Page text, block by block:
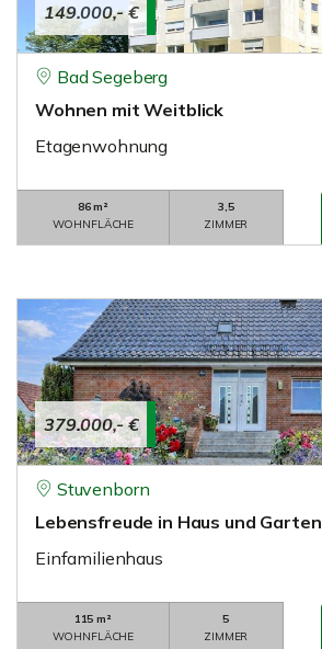
149.000,- €
Bad Segeberg
Wohnen mit Weitblick
Etagenwohnung
86 m²
WOHNFLÄCHE
3,5
ZIMMER
379.000,- €
Stuvenborn
Lebensfreude in Haus und Garten
Einfamilienhaus
115 m²
WOHNFLÄCHE
5
ZIMMER